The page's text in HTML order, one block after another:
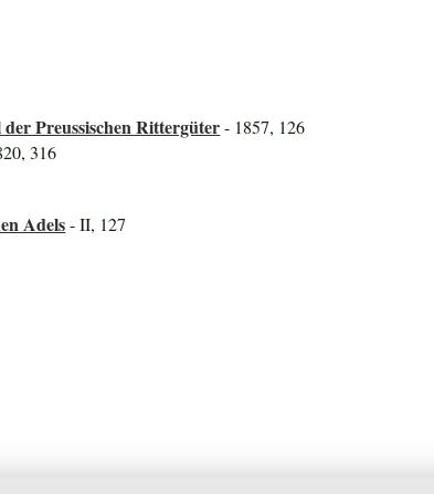
Preussischen Rittergüter- 1857, 126
316
Adels- II, 127